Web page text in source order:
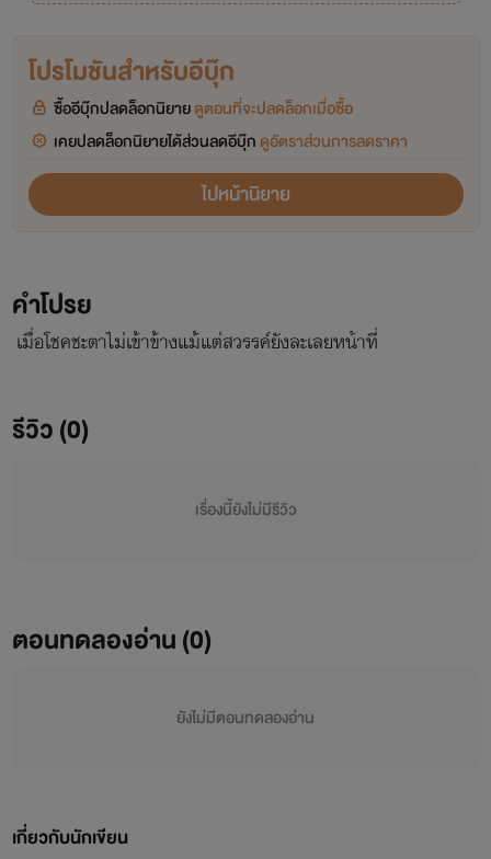
โปรโมชันสำหรับอีบุ๊ก
ซื้ออีบุ๊กปลดล็อกนิยายดูตอนที่จะปลดล็อกเมื่อซื้อ
เคยปลดล็อกนิยายได้ส่วนลดอีบุ๊ก ดูอัตราส่วนการลดราคา
ไปหน้านิยาย
คำโปรย
เมื่อโชคชะตาไม่เข้าข้างแม้แต่สวรรค์ยังละเลยหน้าที่
รีวิว (0)
เรื่องนี้ยังไม่มีรีวิว
ตอนทดลองอ่าน (0)
ยังไม่มีตอนทดลองอ่าน
เกี่ยวกับนักเขียน